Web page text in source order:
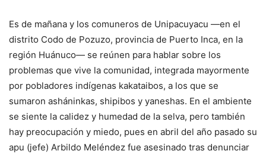
Es de mañana y los comuneros de Unipacuyacu —en el
distrito Codo de Pozuzo, provincia de Puerto Inca, en la
región Huánuco— se reúnen para hablar sobre los
problemas que vive la comunidad, integrada mayormente
por pobladores indígenas kakataibos, a los que se
sumaron asháninkas, shipibos y yaneshas. En el ambiente
se siente la calidez y humedad de la selva, pero también
hay preocupación y miedo, pues en abril del año pasado su
apu (jefe) Arbildo Meléndez fue asesinado tras denunciar